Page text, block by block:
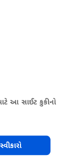
આ સાઈટ કુકીનો
સ્વીકારો